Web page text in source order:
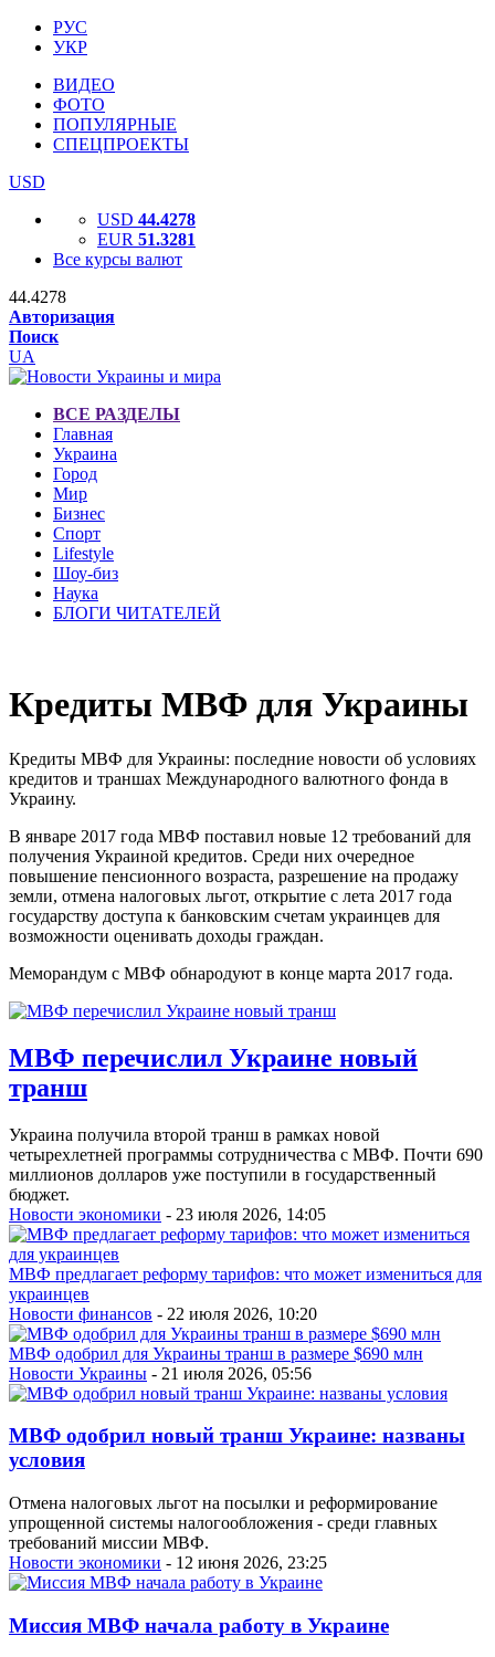
РУС
УКР
ВИДЕО
ФОТО
ПОПУЛЯРНЫЕ
СПЕЦПРОЕКТЫ
USD
USD 44.4278
EUR 51.3281
Все курсы валют
44.4278
Авторизация
Поиск
UA
ВСЕ РАЗДЕЛЫ
Главная
Украина
Город
Мир
Бизнес
Спорт
Lifestyle
Шоу-биз
Наука
БЛОГИ ЧИТАТЕЛЕЙ
Кредиты МВФ для Украины
Кредиты МВФ для Украины: последние новости об условиях
кредитов и траншах Международного валютного фонда в
Украину.
В январе 2017 года МВФ поставил новые 12 требований для
получения Украиной кредитов. Среди них очередное
повышение пенсионного возраста, разрешение на продажу
земли, отмена налоговых льгот, открытие с лета 2017 года
государству доступа к банковским счетам украинцев для
возможности оценивать доходы граждан.
Меморандум с МВФ обнародуют в конце марта 2017 года.
МВФ перечислил Украине новый
транш
Украина получила второй транш в рамках новой
четырехлетней программы сотрудничества с МВФ. Почти 690
миллионов долларов уже поступили в государственный
бюджет.
Новости экономики - 23 июля 2026, 14:05
МВФ предлагает реформу тарифов: что может измениться для
украинцев
Новости финансов - 22 июля 2026, 10:20
МВФ одобрил для Украины транш в размере $690 млн
Новости Украины - 21 июля 2026, 05:56
МВФ одобрил новый транш Украине: названы
условия
Отмена налоговых льгот на посылки и реформирование
упрощенной системы налогообложения - среди главных
требований миссии МВФ.
Новости экономики - 12 июня 2026, 23:25
Миссия МВФ начала работу в Украине